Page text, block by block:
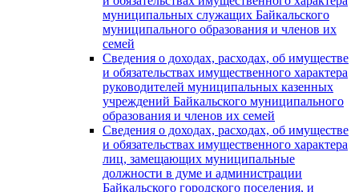
муниципальных служащих Байкальского
муниципального образования и членов их
семей
Сведения о доходах, расходах, об имуществе
и обязательствах имущественного характера
руководителей муниципальных казенных
учреждений Байкальского муниципального
образования и членов их семей
Сведения о доходах, расходах, об имуществе
и обязательствах имущественного характера
лиц, замещающих муниципальные
должности в думе и администрации
Байкальского городского поселения, и